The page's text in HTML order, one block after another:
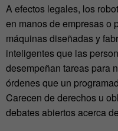
A efectos legales, los
en manos de empresas o
máquinas diseñadas y
inteligentes que las
desempeñan tareas para
órdenes que un
Carecen de derechos u
debates abiertos acerca